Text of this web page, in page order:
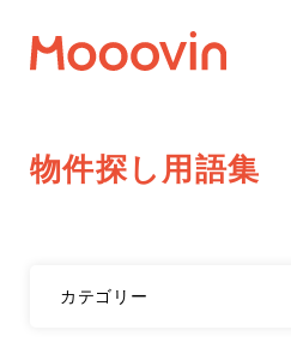
物件探し用語集
カテゴリー